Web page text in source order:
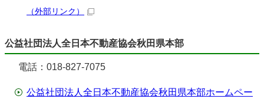
（外部リンク）
公益社団法人全日本不動産協会秋田県本部
電話：018-827-7075
公益社団法人全日本不動産協会秋田県本部ホームペー